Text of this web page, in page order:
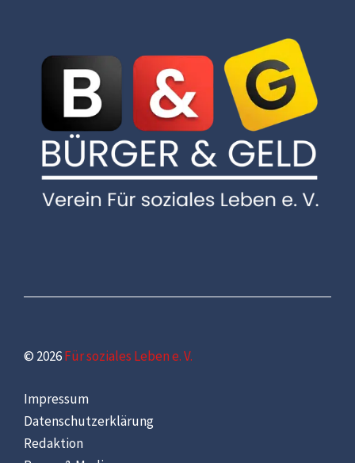
© 2026Für soziales Leben e. V.
Impressum
Datenschutzerklärung
Redaktion